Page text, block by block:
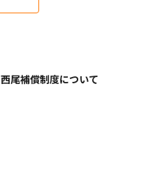
西尾補償制度について